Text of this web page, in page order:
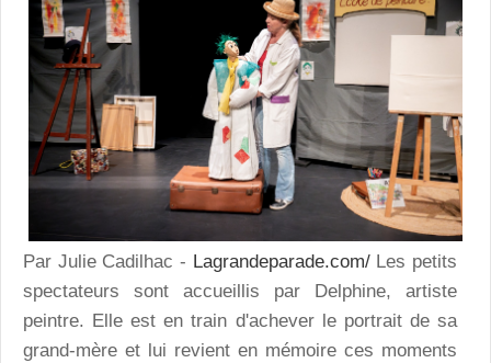
Par Julie Cadilhac - Lagrandeparade.com/Les petits
spectateurs sont accueillis par Delphine, artiste
peintre. Elle est en train d'achever le portrait de sa
grand-mère et lui revient en mémoire ces moments